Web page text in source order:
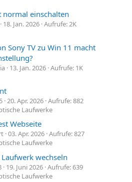
einschalten
18. Jan. 2026 Aufrufe: 2K
Sony TV zu Win 11 macht
13. Jan. 2026 Aufrufe: 1K
20. Apr. 2026 Aufrufe: 882
Laufwerke
Webseite
03. Apr. 2026 Aufrufe: 827
Laufwerke
wechseln
19. Juni 2026 Aufrufe: 639
Laufwerke